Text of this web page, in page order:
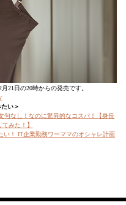
月21日の20時からの発売です。
い＞
句なし！なのに驚異的なコスパ！【身長
みた！】
い！ IT企業勤務ワーママのオシャレ計画